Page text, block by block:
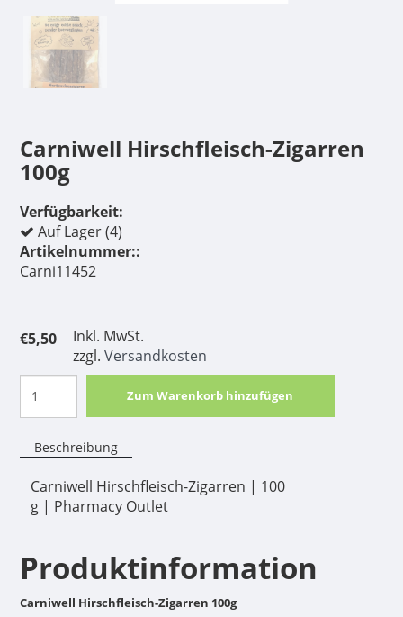
Carniwell Hirschfleisch-Zigarren
100g
Verfügbarkeit:
Auf Lager (4)
Artikelnummer::
Carni11452
€5,50
Inkl. MwSt.
zzgl. Versandkosten
Zum Warenkorb hinzufügen
Beschreibung
Carniwell Hirschfleisch-Zigarren | 100
g | Pharmacy Outlet
Produktinformation
Carniwell Hirschfleisch-Zigarren 100g